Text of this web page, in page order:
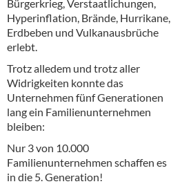
Bürgerkrieg, Verstaatlichungen,
Hyperinflation, Brände, Hurrikane,
Erdbeben und Vulkanausbrüche
erlebt.
Trotz alledem und trotz aller
Widrigkeiten konnte das
Unternehmen fünf Generationen
lang ein Familienunternehmen
bleiben:
Nur 3 von 10.000
Familienunternehmen schaffen es
in die 5. Generation!